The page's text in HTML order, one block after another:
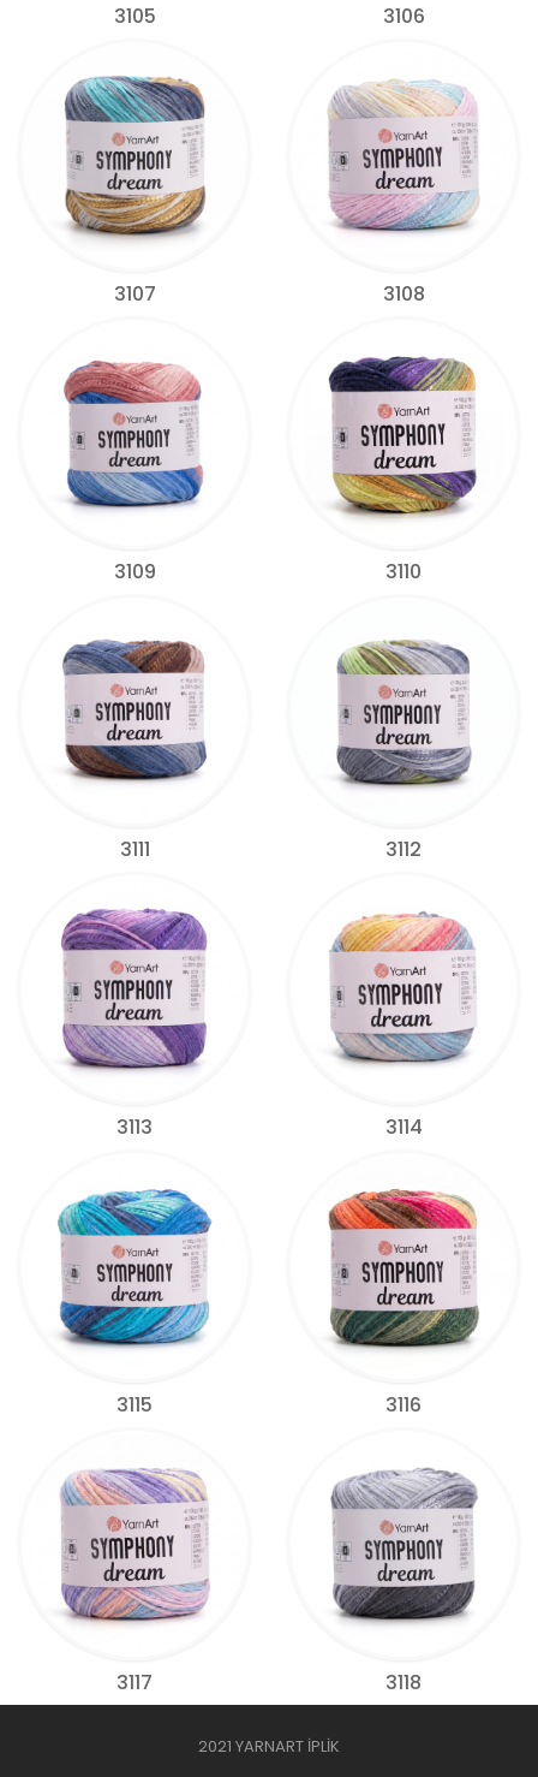
3105 3106
3107 3108
3109 3110
3111 3112
3113 3114
3115 3116
3117 3118
2021 YARNART İPLİK